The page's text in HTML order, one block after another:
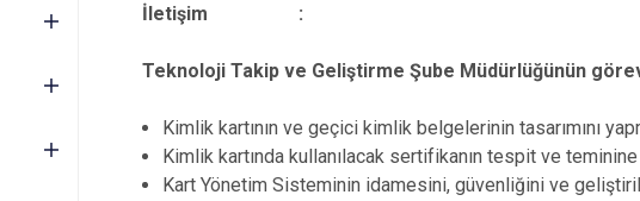
İletişim :
Teknoloji Takip ve Geliştirme Şube Müdürlüğünün
Kimlik kartının ve geçici kimlik belgelerinin tasarımını
Kimlik kartında kullanılacak sertifikanın tespit ve
Kart Yönetim Sisteminin idamesini, güvenliğini ve